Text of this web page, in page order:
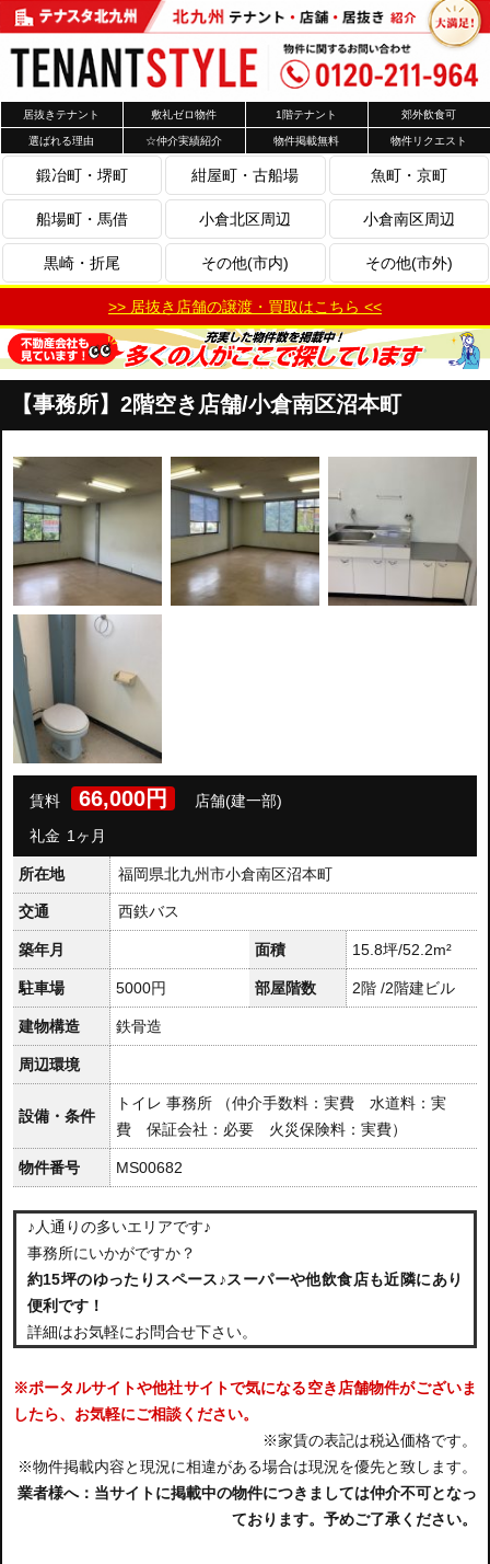
居抜きテナント 敷礼ゼロ物件 1階テナント 郊外飲食可
選ばれる理由 ☆仲介実績紹介 物件掲載無料 物件リクエスト
鍛冶町・堺町 紺屋町・古船場 魚町・京町
船場町・馬借 小倉北区周辺 小倉南区周辺
黒崎・折尾 その他(市内) その他(市外)
>> 居抜き店舗の譲渡・買取はこちら <<
【事務所】2階空き店舗/小倉南区沼本町
賃料 66,000円
店舗(建一部)
礼金 1ヶ月
所在地 福岡県北九州市小倉南区沼本町
交通 西鉄バス
築年月 面積 15.8坪/52.2m²
駐車場 5000円 部屋階数 2階 /2階建ビル
建物構造 鉄骨造
周辺環境
設備・条件
トイレ 事務所 （仲介手数料：実費 水道料：実
費 保証会社：必要 火災保険料：実費）
物件番号 MS00682
♪人通りの多いエリアです♪
事務所にいかがですか？
約15坪のゆったりスペース♪スーパーや他飲食店も近隣にあり
便利です！
詳細はお気軽にお問合せ下さい。
※ポータルサイトや他社サイトで気になる空き店舗物件がございま
したら、お気軽にご相談ください。
※家賃の表記は税込価格です。
※物件掲載内容と現況に相違がある場合は現況を優先と致します。
業者様へ：当サイトに掲載中の物件につきましては仲介不可となっ
ております。予めご了承ください。